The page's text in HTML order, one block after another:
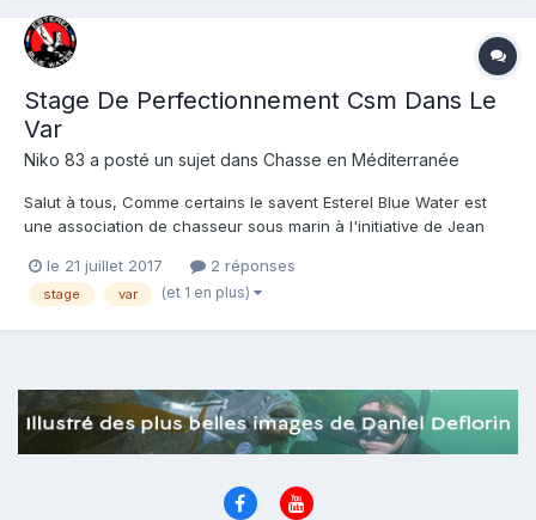
Stage De Perfectionnement Csm Dans Le
Var
Niko 83 a posté un sujet dans Chasse en Méditerranée
Salut à tous, Comme certains le savent Esterel Blue Water est
une association de chasseur sous marin à l'initiative de Jean
sensibiliser et faire progresser. Dans cet optique nous vous
proposons un stage de perfectionnement dont vous tr...
le 21 juillet 2017 2 réponses
stage var (et 1 en plus)